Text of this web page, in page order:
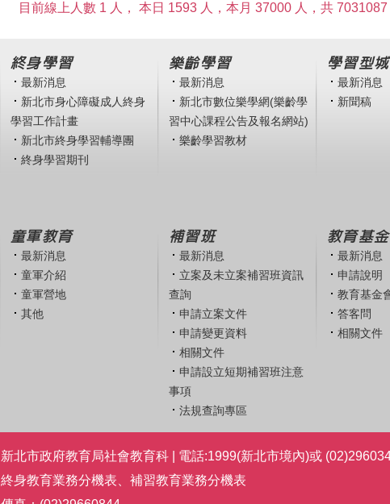
目前線上人數 1 人， 本日 1593 人，本月 37000 人，共 7031087
終身學習
最新消息
新北市身心障礙成人終身
學習工作計畫
新北市終身學習輔導團
終身學習期刊
樂齡學習
最新消息
新北市數位樂學網(樂齡學
習中心課程公告及報名網站)
樂齡學習教材
學習型
最新消息
新聞稿
童軍教育
最新消息
童軍介紹
童軍營地
其他
補習班
最新消息
立案及未立案補習班資訊
查詢
申請立案文件
申請變更資料
相關文件
申請設立短期補習班注意
事項
法規查詢專區
教育基
最新消息
申請說明
教育基金
答客問
相關文件
新北市政府教育局社會教育科 | 電話:1999(新北市境內)或
終身教育業務分機表
補習教育業務分機表